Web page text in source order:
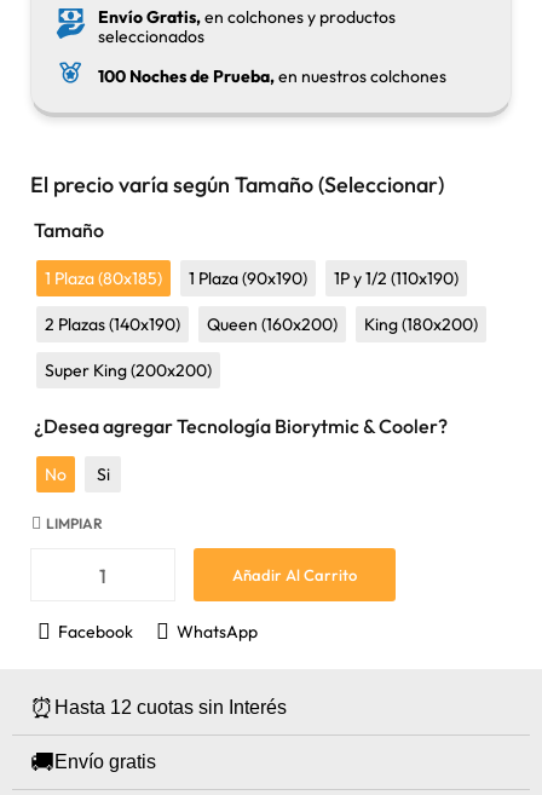
Envío Gratis,en colchones y productos
seleccionados
100 Noches de Prueba,en nuestros colchones
El precio varía según Tamaño (Seleccionar)
Tamaño
1 Plaza (80x185) 1 Plaza (90x190) 1P y 1/2 (110x190)
2 Plazas (140x190) Queen (160x200) King (180x200)
Super King (200x200)
¿Desea agregar Tecnología Biorytmic & Cooler?
No Si
LIMPIAR
Añadir Al Carrito
Facebook WhatsApp
⏰ Hasta 12 cuotas sin Interés
🚚Envío gratis